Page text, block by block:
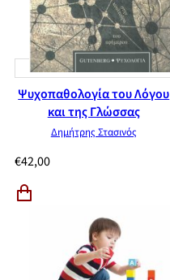
Ψυχοπαθολογία του Λόγου
και της Γλώσσας
Δημήτρης Στασινός
€42,00